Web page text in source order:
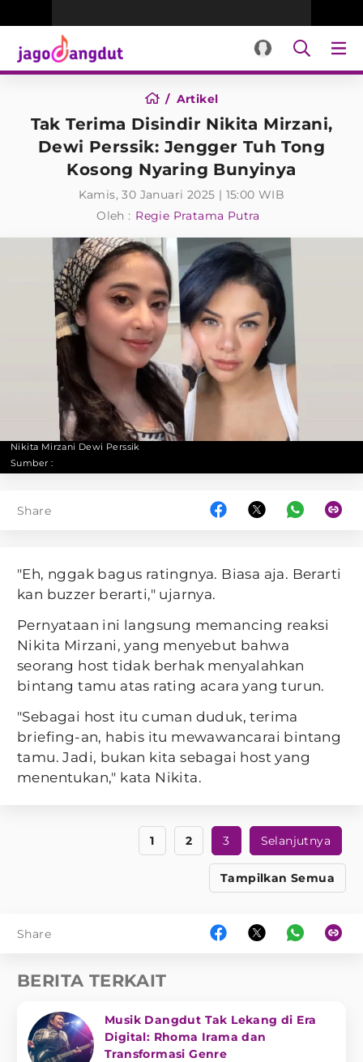
Artikel
Tak Terima Disindir Nikita Mirzani,
Dewi Perssik: Jengger Tuh Tong
Kosong Nyaring Bunyinya
Kamis, 30 Januari 2025 | 15:00 WIB
Oleh : Regie Pratama Putra
Nikita Mirzani Dewi Perssik
Sumber :
Share
"Eh, nggak bagus ratingnya. Biasa aja. Berarti
kan buzzer berarti," ujarnya.
Pernyataan ini langsung memancing reaksi
Nikita Mirzani, yang menyebut bahwa
seorang host tidak berhak menyalahkan
bintang tamu atas rating acara yang turun.
"Sebagai host itu cuman duduk, terima
briefing-an, habis itu mewawancarai bintang
tamu. Jadi, bukan kita sebagai host yang
menentukan," kata Nikita.
1 2 3 Selanjutnya
Tampilkan Semua
Share
BERITA TERKAIT
Musik Dangdut Tak Lekang di Era
Digital: Rhoma Irama dan
Transformasi Genre